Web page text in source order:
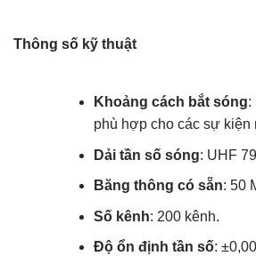
Thông số kỹ thuật
Khoảng cách bắt sóng:
phù hợp cho các sự kiện
Dải tần số sóng: UHF
Băng thông có sẵn: 50
Số kênh: 200 kênh.
Độ ổn định tần số: